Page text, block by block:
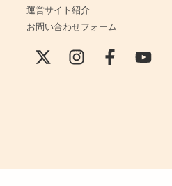
運営サイト紹介
お問い合わせフォーム